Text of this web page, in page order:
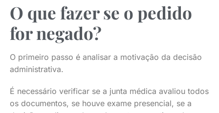
O que fazer se o pedido
for negado?
O primeiro passo é analisar a motivação da decisão
administrativa.
É necessário verificar se a junta médica avaliou todos
os documentos, se houve exame presencial, se a